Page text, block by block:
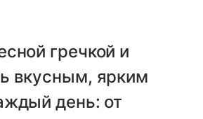
гречкой и
вкусным, ярким
день: от